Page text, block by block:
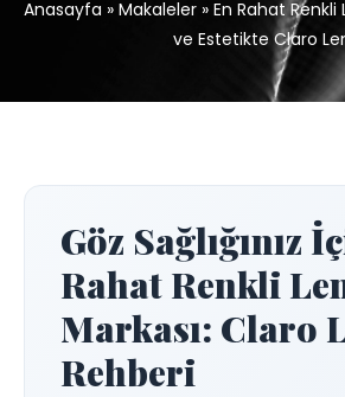
Anasayfa » Makaleler » En Rahat Renkli
ve Estetikte Claro
Göz Sağlığınız
Rahat Renkli
Markası: Claro
Rehberi